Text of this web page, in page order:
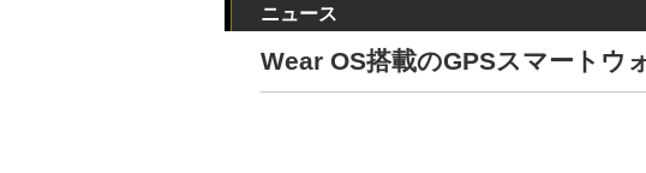
ニュース
Wear OS搭載のGPSスマートウ